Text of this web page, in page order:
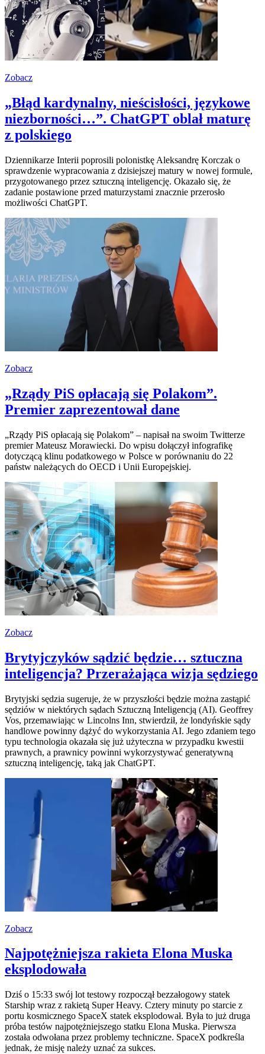
Zobacz
„Błąd kardynalny, nieścisłości, językowe
niezborności…”. ChatGPT oblał maturę
z polskiego
Dziennikarze Interii poprosili polonistkę Aleksandrę Korczak o
sprawdzenie wypracowania z dzisiejszej matury w nowej formule,
przygotowanego przez sztuczną inteligencję. Okazało się, że
zadanie postawione przed maturzystami znacznie przerosło
możliwości ChatGPT.
Zobacz
„Rządy PiS opłacają się Polakom”.
Premier zaprezentował dane
„Rządy PiS opłacają się Polakom” – napisał na swoim Twitterze
premier Mateusz Morawiecki. Do wpisu dołączył infografikę
dotyczącą klinu podatkowego w Polsce w porównaniu do 22
państw należących do OECD i Unii Europejskiej.
Zobacz
Brytyjczyków sądzić będzie… sztuczna
inteligencja? Przerażająca wizja sędziego
Brytyjski sędzia sugeruje, że w przyszłości będzie można zastąpić
sędziów w niektórych sądach Sztuczną Inteligencją (AI). Geoffrey
Vos, przemawiając w Lincolns Inn, stwierdził, że londyńskie sądy
handlowe powinny dążyć do wykorzystania AI. Jego zdaniem tego
typu technologia okazała się już użyteczna w przypadku kwestii
prawnych, a prawnicy powinni wykorzystywać generatywną
sztuczną inteligencję, taką jak ChatGPT.
Zobacz
Najpotężniejsza rakieta Elona Muska
eksplodowała
Dziś o 15:33 swój lot testowy rozpoczął bezzałogowy statek
Starship wraz z rakietą Super Heavy. Cztery minuty po starcie z
portu kosmicznego SpaceX statek eksplodował. Była to już druga
próba testów najpotężniejszego statku Elona Muska. Pierwsza
została odwołana przez problemy techniczne. SpaceX podkreśla
jednak, że misję należy uznać za sukces.